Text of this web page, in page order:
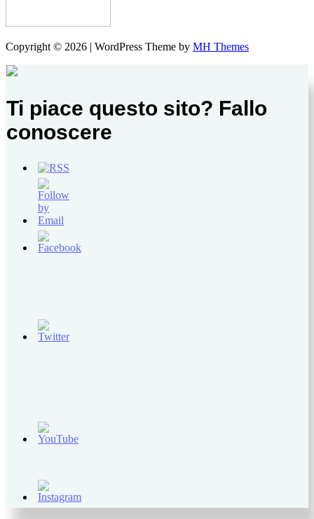
Copyright © 2026 | WordPress Theme by MH Themes
Ti piace questo sito? Fallo
conoscere